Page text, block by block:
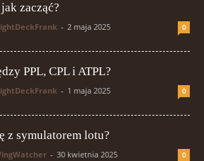
zacząć?
- 2 maja 2025 0
PPL, CPL i ATPL?
- 1 maja 2025 0
z symulatorem lotu?
- 30 kwietnia 2025 0